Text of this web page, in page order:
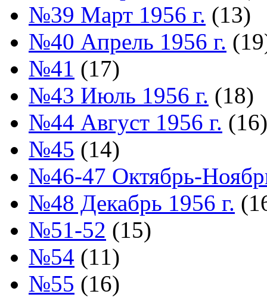
№39 Март 1956 г. (13)
№40 Апрель 1956 г.
№41 (17)
№43 Июль 1956 г. (18)
№44 Август 1956 г. (16)
№45 (14)
№46-47 Октябрь-
№48 Декабрь 1956 г.
№51-52 (15)
№54 (11)
№55 (16)